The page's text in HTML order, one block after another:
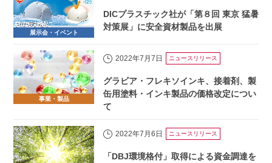
展示会・イベント
DICプラスチック社が「第８回 東京 猛暑
対策展」に安全資材製品を出展
事業・製品
2022年7月7日 ニュースリリース
グラビア・フレキソインキ、接着剤、製
缶用塗料・インキ製品の価格改定につい
て
2022年7月6日 ニュースリリース
「DBJ環境格付」取得による資金調達を